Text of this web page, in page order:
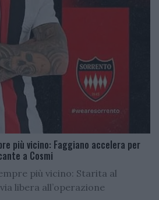
più vicino: Faggiano accelera per
a Cosmi
più vicino: Starita al
libera all’operazione